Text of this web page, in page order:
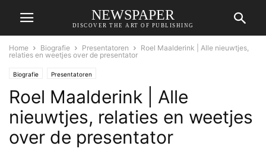
NEWSPAPER
DISCOVER THE ART OF PUBLISHING
Home Biografie Presentatoren
Roel Maalderink | Alle nieuwtjes,
relaties en weetjes over de presentator
Biografie Presentatoren
Roel Maalderink | Alle
nieuwtjes, relaties en weetjes
over de presentator